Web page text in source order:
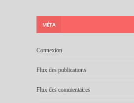
MÉTA
Connexion
Flux des publications
Flux des commentaires